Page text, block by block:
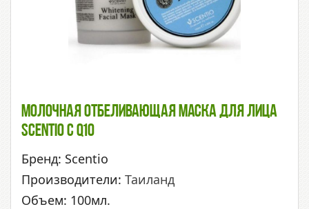
Молочная Отбеливающая Маска Для Лица
Scentio С Q10
Бренд: Scentio
Производители: Таиланд
Объем: 100мл.